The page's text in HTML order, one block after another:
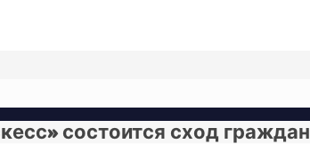
состоится сход граждан